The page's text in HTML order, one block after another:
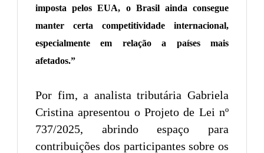
imposta pelos EUA, o Brasil ainda consegue
manter certa competitividade internacional,
especialmente em relação a países mais
afetados.”
Por fim, a analista tributária Gabriela
Cristina apresentou o Projeto de Lei nº
737/2025, abrindo espaço para
contribuições dos participantes sobre os